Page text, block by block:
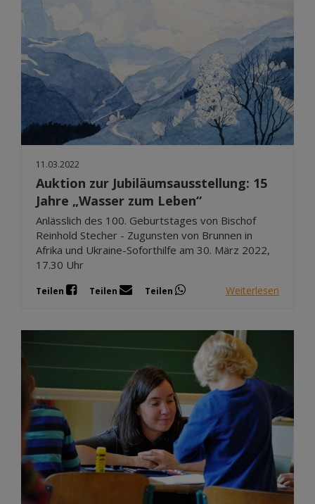
11.03.2022
Auktion zur Jubiläumsausstellung: 15
Jahre „Wasser zum Leben“
Anlässlich des 100. Geburtstages von Bischof
Reinhold Stecher - Zugunsten von Brunnen in
Afrika und Ukraine-Soforthilfe am 30. März 2022,
17.30 Uhr
Teilen Teilen Teilen Weiterlesen